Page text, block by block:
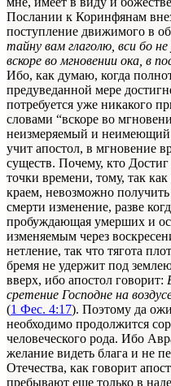
Послании к Коринфянам
поступление движимого в
тайну вам глаголю, вси бо
вскоре во мгновении ока, в
Ибо, как думаю, когда
предуведанной мере
потребуется уже никакого
словами “вскоре во
неизмеряемый и неимеющий
учит апостол, в мгновение
существ. Почему, кто
точки времени, тому, так как
краем, невозможно
смерти изменение, разве
пробуждающая умерших и
изменяемым через
нетление, так что тягота
бремя не удержит под
вверх, ибо апостол говорит:
сретение Господне на
(1 Фес. 4:17). Поэтому да
необходимо продолжится
человеческого рода. Ибо
желание видеть блага и не
Отечества, как говорит
пребывают еще только в